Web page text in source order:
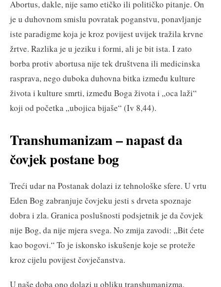
Abortus, dakle, nije samo etičko ili političko pitanje. On
je u duhovnom smislu povratak poganstvu, ponavljanje
iste paradigme koja je kroz povijest uvijek tražila krvne
žrtve. Razlika je u jeziku i formi, ali je bit ista. I zato
borba protiv abortusa nije tek društvena ili medicinska
rasprava, nego duboka duhovna bitka između kulture
života i kulture smrti, između Boga života i „oca laži“
koji od početka „ubojica bijaše“ (Iv 8,44).
Transhumanizam – napast da
čovjek postane bog
Treći udar na Postanak dolazi iz tehnološke sfere. U vrtu
Eden Bog zabranjuje čovjeku jesti s drveta spoznaje
dobra i zla. Granica poslušnosti podsjetnik je da čovjek
nije Bog, da nije mjera svega. No zmija zavodi: „Bit ćete
kao bogovi.“ To je iskonsko iskušenje koje se proteže
kroz cijelu povijest čovječanstva.
U naše doba ono dolazi u obliku transhumanizma.